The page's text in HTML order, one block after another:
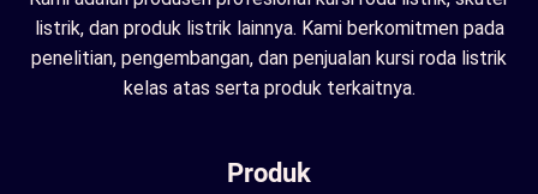
listrik, dan produk listrik lainnya. Kami berkomitmen pada
penelitian, pengembangan, dan penjualan kursi roda listrik
kelas atas serta produk terkaitnya.
Produk